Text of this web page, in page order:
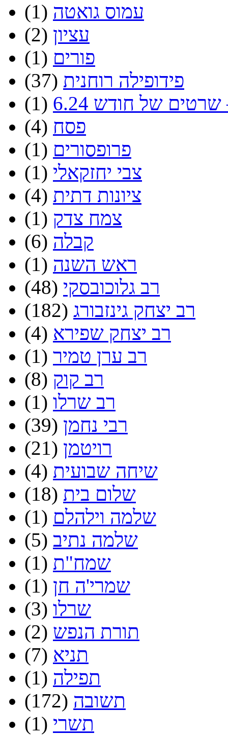
עמוס גואטה (1)
עציון (2)
פורים (1)
פידופילה רוחנית (37)
של חודש 6.24
(1)
פסח (4)
פרופסורים (1)
צבי יחזקאלי (1)
ציונות דתית (4)
צמח צדק (1)
קבלה (6)
ראש השנה (1)
רב גלוכובסקי (48)
רב יצחק גינזבורג (182)
רב יצחק שפירא (4)
רב ערן טמיר (1)
רב קוק (8)
רב שרלו (1)
רבי נחמן (39)
רויטמן (21)
שיחה שבועית (4)
שלום בית (18)
שלמה וילהלם (1)
שלמה נתיב (5)
שמח"ת (1)
שמרי'ה חן (1)
שרלו (3)
תורת הנפש (2)
תניא (7)
תפילה (1)
תשובה (172)
תשרי (1)